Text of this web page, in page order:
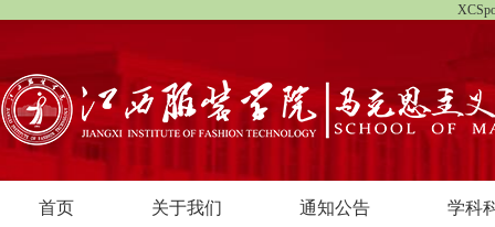
首页 关于我们 通知公告 学科